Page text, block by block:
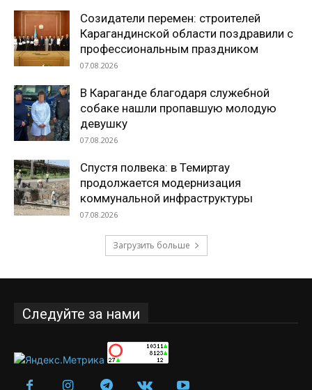
Созидатели перемен: строителей
Карагандинской области поздравили с
профессиональным праздником
07.08.2026
В Караганде благодаря служебной
собаке нашли пропавшую молодую
девушку
07.08.2026
Спустя полвека: в Темиртау
продолжается модернизация
коммунальной инфраструктуры
07.08.2026
Загрузить больше
Следуйте за нами